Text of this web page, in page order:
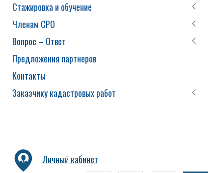
Стажировка и обучение
Членам СРО
Вопрос – Ответ
Предложения партнеров
Контакты
Заказчику кадастровых работ
Личный кабинет